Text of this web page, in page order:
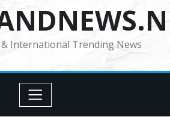
International Trending News